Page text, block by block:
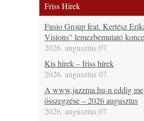
Friss Hírek
Fusio Group feat. Kertész
Visions" lemezbemutató
2026. augusztus 07.
Kis hírek – friss hírek
2026. augusztus 07.
A www.jazzma.hu-n eddig
összegzése – 2026 augusztus
2026. augusztus 07.